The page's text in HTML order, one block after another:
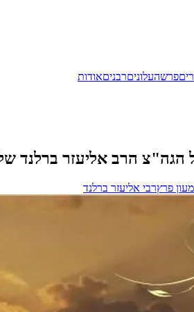
פרשהעלוניםרבניםאודות
הגה"צ הרב אליעזר ברלנד
פרץרבי אליעזר ברלנד